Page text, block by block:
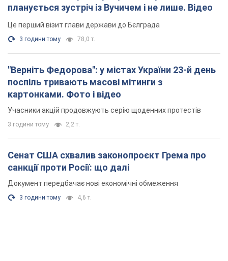
планується зустріч із Вучичем і не лише. Відео
Це перший візит глави держави до Бєлграда
3 години тому 78,0 т.
"Верніть Федорова": у містах України 23-й день
поспіль тривають масові мітинги з
картонками. Фото і відео
Учасники акцій продовжують серію щоденних протестів
3 години тому 2,2 т.
Сенат США схвалив законопроєкт Грема про
санкції проти Росії: що далі
Документ передбачає нові економічні обмеження
3 години тому 4,6 т.